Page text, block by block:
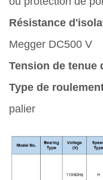
Résistance
Megger DC500 V
Tension de tenue
Type de
palier